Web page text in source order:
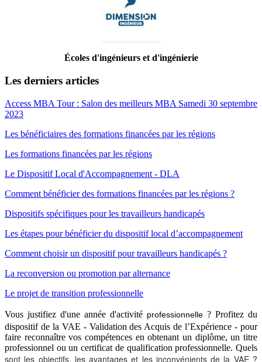
Écoles d'ingénieurs et d'ingénierie
Les derniers articles
Access MBA Tour : Salon des meilleurs MBA Samedi 30 septembre
2023
Les bénéficiaires des formations financées par les régions
Les formations financées par les régions
Le Dispositif Local d'Accompagnement - DLA
Comment bénéficier des formations financées par les régions ?
Dispositifs spécifiques pour les travailleurs handicapés
Les étapes pour bénéficier du dispositif local d’accompagnement
Comment choisir un dispositif pour travailleurs handicapés ?
La reconversion ou promotion par alternance
Le projet de transition professionnelle
Vous justifiez d'une année d'activité professionnelle ? Profitez du
dispositif de la VAE - Validation des Acquis de l’Expérience - pour
faire reconnaître vos compétences en obtenant un diplôme, un titre
professionnel ou un certificat de qualification professionnelle. Quels
sont les objectifs, les avantages et les inconvénients de la VAE ?